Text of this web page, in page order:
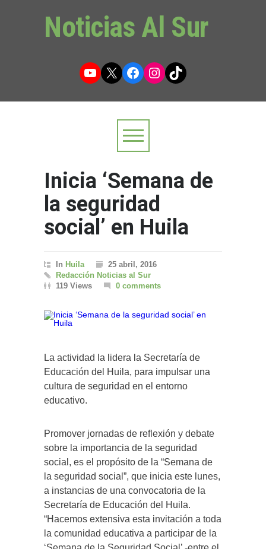
Noticias Al Sur
YouTube
X Facebook
Instagram
TikTok
Inicia ‘Semana de
la seguridad
social’ en Huila
In Huila
25 abril, 2016
Redacción Noticias al Sur
119 Views
0 comments
La actividad la lidera la Secretaría de
Educación del Huila, para impulsar una
cultura de seguridad en el entorno
educativo.
Promover jornadas de reflexión y debate
sobre la importancia de la seguridad
social, es el propósito de la “Semana de
la seguridad social”, que inicia este lunes,
a instancias de una convocatoria de la
Secretaría de Educación del Huila.
“Hacemos extensiva esta invitación a toda
la comunidad educativa a participar de la